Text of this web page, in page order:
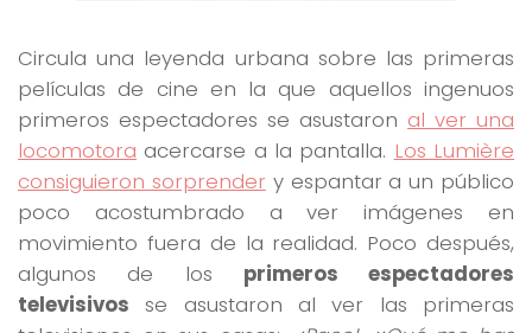
Circula una leyenda urbana sobre las primeras
películas de cine en la que aquellos ingenuos
primeros espectadores se asustaron al ver una
locomotora acercarse a la pantalla. Los Lumière
consiguieron sorprender y espantar a un público
poco acostumbrado a ver imágenes en
movimiento fuera de la realidad. Poco después,
algunos de los primeros espectadores
televisivos se asustaron al ver las primeras